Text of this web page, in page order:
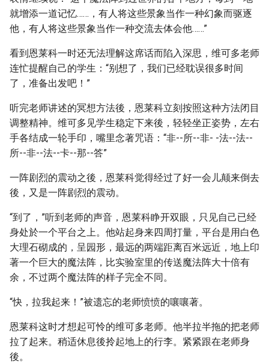
就增添一道记忆……，有人将这些景象当作一种幻象而驱逐
他，有人将这些景象当作一种交流去体会他……”
看到恩莱科一时还无法理解这席话而陷入深思，维可多老师
连忙提醒自己的学生：“别想了，我们已经耽误很多时间
了，准备出发吧！”
听完老师讲述的冥想方法後，恩莱科立刻按照这种方法闭目
调整精神。维可多见学生稳定下来後，轻轻坐正姿势，左右
手各结成一轮手印，嘴里念著咒语：“非--所--非- -法--法--
所--非--法--卡--那--答”
一阵剧烈的震动之後，恩莱科觉得经过了好一会儿颠来倒去
後，又是一阵剧烈的震动。
“到了，”听到老师的声音，恩莱科睁开双眼，只见自己已经
身处於一个平台之上。他站起身来四周打量，平台是用白色
大理石砌成的，呈园形，最远的两端距离百米远近，地上印
著一个巨大的魔法阵，比实验室里的传送魔法阵大十倍有
余，不过两个魔法阵的样子完全不同。
“快，拉我起来！”被遗忘的老师愤愤的嚷嚷著。
恩莱科这时才想起可怜的维可多老师。他半拉半拖的把老师
拉了起来。稍适休息後拎起地上的行李。紧紧跟在老师身
後。